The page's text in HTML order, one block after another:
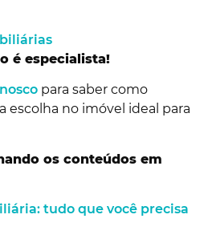
é especialista!
para saber como
escolha no imóvel ideal para
os conteúdos em
tudo que você precisa